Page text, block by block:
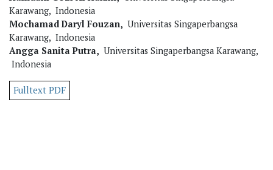
Karawang, Indonesia
Mochamad Daryl Fouzan, Universitas Singaperbangsa
Karawang, Indonesia
Angga Sanita Putra, Universitas Singaperbangsa Karawang,
Indonesia
Fulltext PDF